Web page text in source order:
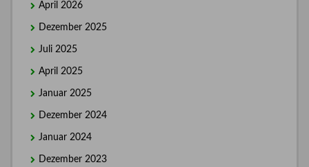
April 2026
Dezember 2025
Juli 2025
April 2025
Januar 2025
Dezember 2024
Januar 2024
Dezember 2023